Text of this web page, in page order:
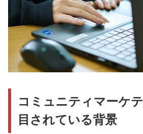
コミュニティマーケ
目されている背景